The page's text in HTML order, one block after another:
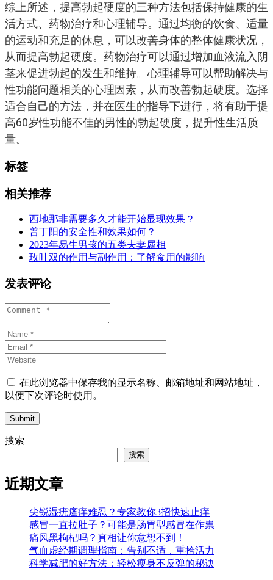
综上所述，提高勃起硬度的三种方法包括保持健康的生
活方式、药物治疗和心理辅导。通过均衡的饮食、适量
的运动和充足的休息，可以改善身体的整体健康状况，
从而提高勃起硬度。药物治疗可以通过增加血液流入阴
茎来促进勃起的发生和维持。心理辅导可以帮助解决与
性功能问题相关的心理因素，从而改善勃起硬度。选择
适合自己的方法，并在医生的指导下进行，将有助于提
高60岁性功能不佳的男性的勃起硬度，提升性生活质
量。
标签
相关推荐
西地那非需要多久才能开始显现效果？
普丁阳的安全性和效果如何？
2023年易生男孩的五类夫妻属相
玫叶双的作用与副作用：了解食用的影响
发表评论
在此浏览器中保存我的显示名称、邮箱地址和网站地址，
以便下次评论时使用。
Submit
搜索
搜索
近期文章
尖锐湿疣瘙痒难忍？专家教你3招快速止痒
感冒一直拉肚子？可能是肠胃型感冒在作祟
痛风黑枸杞吗？真相让你意想不到！
气血虚经期调理指南：告别不适，重拾活力
科学减肥的好方法：轻松瘦身不反弹的秘诀